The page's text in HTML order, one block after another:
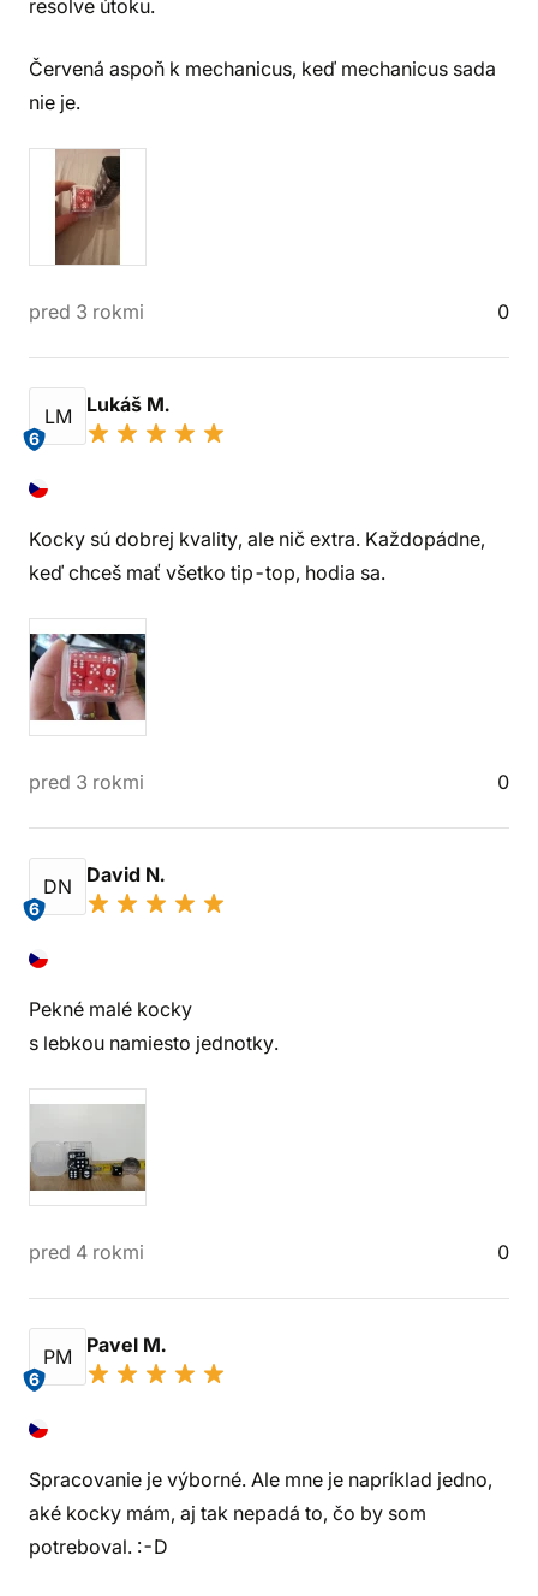
resolve útoku.
Červená aspoň k mechanicus, keď mechanicus sada
nie je.
pred 3 rokmi 0
LM
6
Lukáš M.
Kocky sú dobrej kvality, ale nič extra. Každopádne,
keď chceš mať všetko tip-top, hodia sa.
pred 3 rokmi 0
DN
6
David N.
Pekné malé kocky
s lebkou namiesto jednotky.
pred 4 rokmi 0
PM
6
Pavel M.
Spracovanie je výborné. Ale mne je napríklad jedno,
aké kocky mám, aj tak nepadá to, čo by som
potreboval. :-D